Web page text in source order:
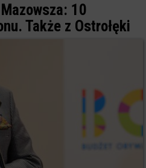
10
Także z Ostrołęki